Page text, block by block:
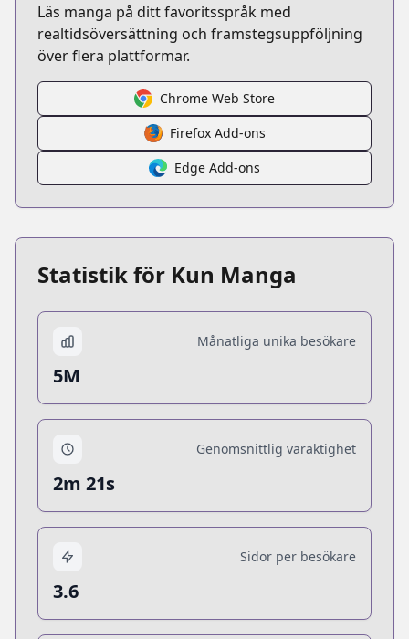
Läs manga på ditt favoritsspråk med
realtidsöversättning och framstegsuppföljning
över flera plattformar.
Chrome Web Store
Firefox Add-ons
Edge Add-ons
Statistik för Kun Manga
Månatliga unika besökare
5M
Genomsnittlig varaktighet
2m 21s
Sidor per besökare
3.6